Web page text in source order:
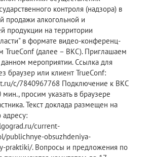
контроля (надзора) в
продажи алкогольной и
продукции на территории
в формате видео-конференц-
TrueConf (далее – ВКС). Приглашаем
данном мероприятии. Ссылка для
браузер или клиент TrueConf:
c/7840967768 Подключение к ВКС
мин., просим указать в браузере
Текст доклада размещен на
адресу:
current-
publichnye-obsuzhdeniya-
praktiki/. Вопросы и предложения по